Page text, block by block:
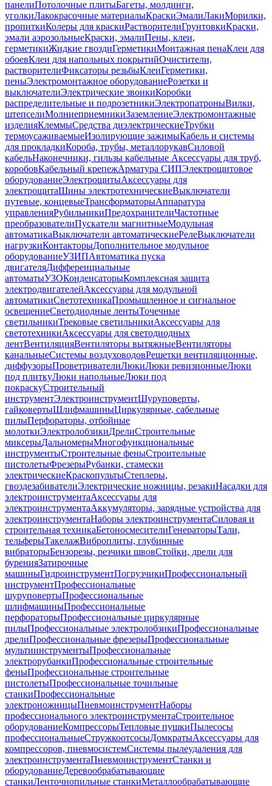
панелиПотолочные плитыБагеты, молдинги,
уголкиЛакокрасочные материалыКраскиЭмалиЛакиМорилки,
пропиткиКолеры для краскиРастворителиГрунтовкиКраски,
эмали аэрозольныеКраски, эмалиПены, клеи,
герметикиЖидкие гвоздиГерметикиМонтажная пенаКлеи для
обоевКлеи для напольных покрытийОчистители,
растворителиФиксаторы резьбыКлеиГерметики,
пеныЭлектромонтажное оборудованиеРозетки и
выключателиЭлектрические звонкиКоробки
распределительные и подрозетникиЭлектропатроныВилки,
штепселиМолниеприемникиЗаземлениеЭлектромонтажные
изделияКлеммыСредства диэлектрическиеТрубки
термоусаживаемыеИзолирующие зажимыКабель и системы
для прокладкиКороба, трубы, металлорукавСиловой
кабельНаконечники, гильзы кабельные Аксессуары для труб,
коробовКабельный крепежАрматура СИПЭлектрощитовое
оборудованиеЭлектрощитыАксессуары для
электрощитаШины электротехническиеВыключатели
путевые, концевыеТрансформаторыАппаратура
управленияРубильникиПредохранителиЧастотные
преобразователиПускатели магнитныеМодульная
автоматикаВыключатели автоматическиеРелеВыключатели
нагрузкиКонтакторыДополнительное модульное
оборудованиеУЗИПАвтоматика пуска
двигателяДифференциальные
автоматыУЗОКонденсаторыКомплексная защита
электродвигателейАксессуары для модульной
автоматикиСветотехникаПромышленное и сигнальное
освещениеСветодиодные лентыТочечные
светильникиТрековые светильникиАксессуары для
светотехникиАксессуары для светодиодных
лентВентиляцияВентиляторы вытяжныеВентиляторы
канальныеСистемы воздуховодовРешетки вентиляционные,
диффузорыПроветривателиЛюкиЛюки ревизионныеЛюки
под плиткуЛюки напольныеЛюки под
покраскуСтроительный
инструментЭлектроинструментШуруповерты,
гайковертыШлифмашиныЦиркулярные, сабельные
пилыПерфораторы, отбойные
молоткиЭлектролобзикиДрелиСтроительные
миксерыДальномерыМногофункциональные
инструментыСтроительные феныСтроительные
пистолетыФрезерыРубанки, стамески
электрическиеКраскопультыСтеплеры,
гвоздезабивателиЭлектрические ножницы, резакиНасадки для
электроинструментаАксессуары для
электроинструментаАккумуляторы, зарядные устройства для
электроинструментаНаборы электроинструментаСиловая и
строительная техникаБетоносмесителиГенераторыТали,
тельферыТакелажВиброплиты, глубинные
вибраторыБензорезы, резчики швовСтойки, дрели для
буренияЗатирочные
машиныГидроинструментПогрузчикиПрофессиональный
инструментПрофессиональные
шуруповертыПрофессиональные
шлифмашиныПрофессиональные
перфораторыПрофессиональные циркулярные
пилыПрофессиональные электролобзикиПрофессиональные
дрелиПрофессиональные фрезерыПрофессиональные
мультиинструментыПрофессиональные
электрорубанкиПрофессиональные строительные
феныПрофессиональные строительные
пистолетыПрофессиональные точильные
станкиПрофессиональные
электроножницыПневмоинструментНаборы
профессионального электроинструментаСтроительное
оборудованиеКомпрессорыТепловые пушкиПылесосы
профессиональныеСтружкоотсосыДомкратыАксессуары для
компрессоров, пневмосистемСистемы пылеудаления для
электроинструментаПневмоинструментСтанки и
оборудованиеДеревообрабатывающие
станкиЛенточнопильные станкиМеталлообрабатывающие